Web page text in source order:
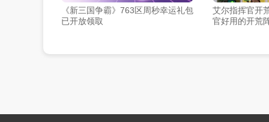
《新三国争霸》763区周秒幸运礼包
已开放领取
艾尔指挥官开
官好用的开荒